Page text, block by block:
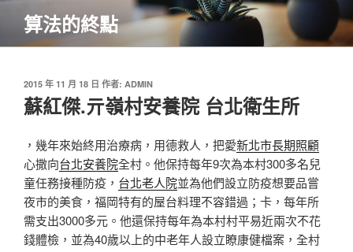
主
算法的終點
發
佈
於
2015 年 11 月 18 日 作者: ADMIN
蘇紅傑.亓嶺村安養院 台北衛生所
，幾年來始終用治療病，用德救人，把愛新北市長期照顧
心撒向台北安養院全村。他保持每年9次為本村300多名兒
童任務接種防疫， 台北老人院並為他們設立防疫想要品嘗
夜市的美食，福岡特有的屋台料理不容錯過；卡，每年所
需支出3000多元。他還保持每年為本村村平易近兩次不花
錢體檢，並為40歲以上的中老年人設立瞭康健檔案，全村